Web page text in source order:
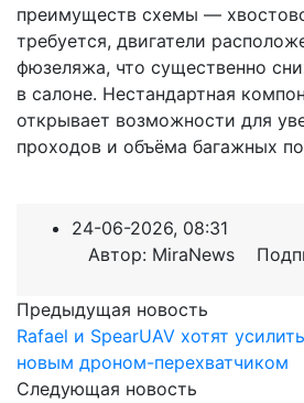
преимуществ схемы —
требуется, двигатели
фюзеляжа, что существенно
в салоне. Нестандартная
открывает возможности для
проходов и объёма багажных
24-06-2026, 08:31
Автор: MiraNews
Предыдущая новость
Rafael и SpearUAV хотят
новым дроном-перехватчиком
Следующая новость